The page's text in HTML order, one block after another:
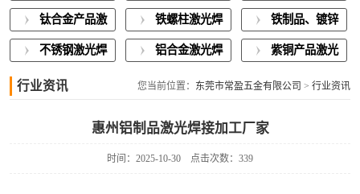
焊接
展示
焊接
钛合金产品激
光焊接
铁螺柱激光焊
接加工
铁制品、镀锌
板激光焊接
不锈钢激光焊
铝合金激光焊
紫铜产品激光
行业资讯 您当前位置： 东莞市常盈五金有限公司 > 行业资讯
惠州铝制品激光焊接加工厂家
时间：2025-10-30 点击次数：339
示
其他产品激光焊